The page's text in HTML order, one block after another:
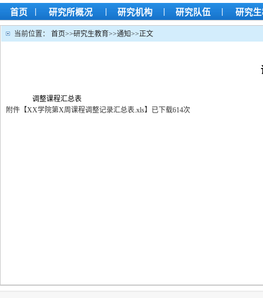
首页 | 研究所概况 | 研究机构 | 研究队伍 | 研究
当前位置： 首页>>研究生教育>>通知>>正文
调整课程汇总表
附件【XX学院第X周课程调整记录汇总表.xls】 已下载614次